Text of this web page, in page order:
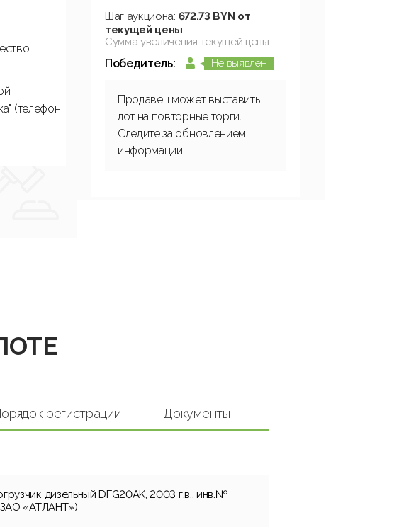
(телефон
Шаг аукциона: 672.73 BYN от
текущей цены
Сумма увеличения текущей цены
Победитель: Не выявлен
Продавец может выставить
лот на повторные торги.
Следите за обновлением
информации.
регистрации Документы
дизельный DFG20AK, 2003 г.в., инв.№
«АТЛАНТ»)